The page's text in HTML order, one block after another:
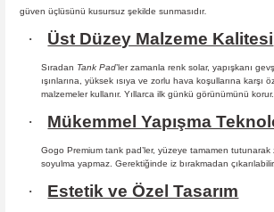
güven üçlüsünü kusursuz şekilde sunmasıdır.
· Üst Düzey Malzeme Kalitesi
Sıradan Tank Pad’ler zamanla renk solar, yapışkanı
ışınlarına, yüksek ısıya ve zorlu hava koşullarına karşı
malzemeler kullanır. Yıllarca ilk günkü görünümünü korur.
· Mükemmel Yapışma
Gogo Premium tank pad’ler, yüzeye tamamen tutunarak
soyulma yapmaz. Gerektiğinde iz bırakmadan çıkarılabilir.
· Estetik ve Özel Tasarım